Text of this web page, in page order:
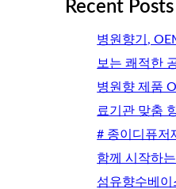
Recent Posts
병원향기,
보는 쾌적한
병원향 제품
료기관 맞춤
# 종이디퓨저
함께 시작하
섬유향수베이